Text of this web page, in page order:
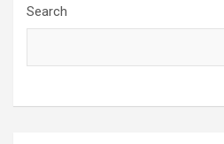
Search